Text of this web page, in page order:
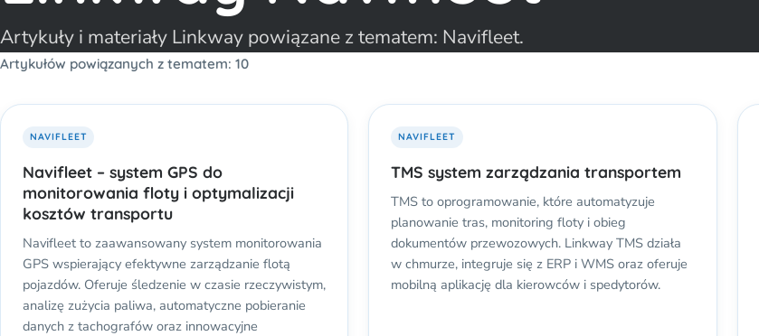
Artykuły i materiały Linkway powiązane z tematem: Navifleet.
Artykułów powiązanych z tematem: 10
NAVIFLEET
Navifleet – system GPS do
monitorowania floty i optymalizacji
kosztów transportu
Navifleet to zaawansowany system monitorowania
GPS wspierający efektywne zarządzanie flotą
pojazdów. Oferuje śledzenie w czasie rzeczywistym,
analizę zużycia paliwa, automatyczne pobieranie
danych z tachografów oraz innowacyjne
NAVIFLEET
TMS system zarządzania transportem
TMS to oprogramowanie, które automatyzuje
planowanie tras, monitoring floty i obieg
dokumentów przewozowych. Linkway TMS działa
w chmurze, integruje się z ERP i WMS oraz oferuje
mobilną aplikację dla kierowców i spedytorów.